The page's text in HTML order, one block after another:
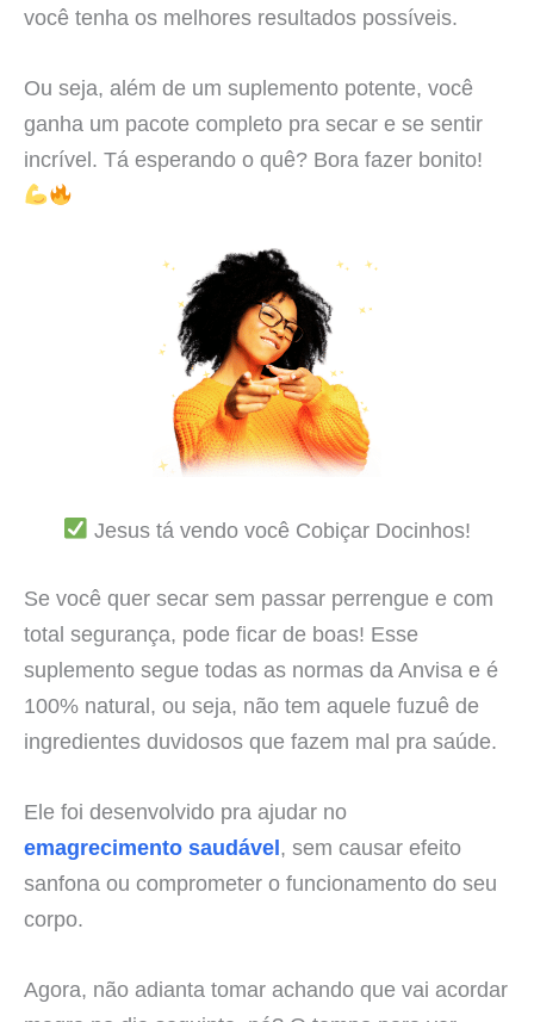
você tenha os melhores resultados possíveis.
Ou seja, além de um suplemento potente, você
ganha um pacote completo pra secar e se sentir
incrível. Tá esperando o quê? Bora fazer bonito!
Jesus tá vendo você Cobiçar Docinhos!
Se você quer secar sem passar perrengue e com
total segurança, pode ficar de boas! Esse
suplemento segue todas as normas da Anvisa e é
100% natural, ou seja, não tem aquele fuzuê de
ingredientes duvidosos que fazem mal pra saúde.
Ele foi desenvolvido pra ajudar no
emagrecimento saudável, sem causar efeito
sanfona ou comprometer o funcionamento do seu
corpo.
Agora, não adianta tomar achando que vai acordar